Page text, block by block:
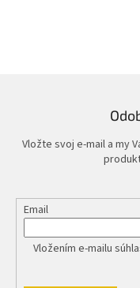
Vložte svoj e-mail a my
Email
Vložením e-mailu